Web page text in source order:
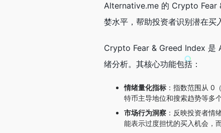
Alternative.me 的 Crypto Fear
婪水平，帮助投资者识别潜在买
Crypto Fear & Greed Index 是
绪分析。其核心功能包括：
情绪量化指标 ：指数范围从 0
特币主导地位和搜索趋势等多
市场行为洞察 ：反映投资者情
能表示过度担忧的买入机会，